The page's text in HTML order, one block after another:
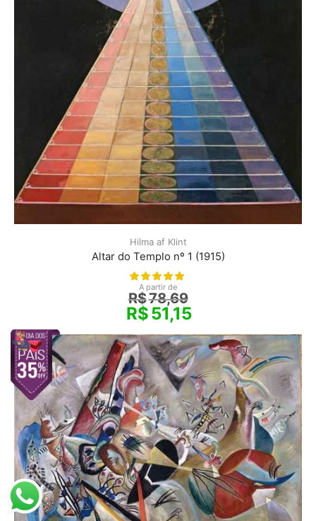
Hilma af Klint
Altar do Templo nº 1 (1915)
A partir de
R$78,69
R$51,15